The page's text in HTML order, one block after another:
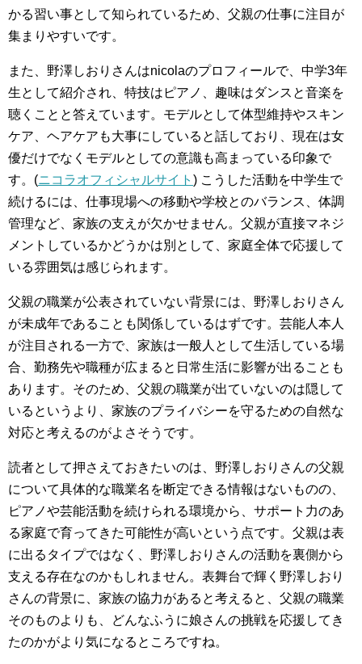
かる習い事として知られているため、父親の仕事に注目が
集まりやすいです。
また、野澤しおりさんはnicolaのプロフィールで、中学3年
生として紹介され、特技はピアノ、趣味はダンスと音楽を
聴くことと答えています。モデルとして体型維持やスキン
ケア、ヘアケアも大事にしていると話しており、現在は女
優だけでなくモデルとしての意識も高まっている印象で
す。(ニコラオフィシャルサイト ) こうした活動を中学生で
続けるには、仕事現場への移動や学校とのバランス、体調
管理など、家族の支えが欠かせません。父親が直接マネジ
メントしているかどうかは別として、家庭全体で応援して
いる雰囲気は感じられます。
父親の職業が公表されていない背景には、野澤しおりさん
が未成年であることも関係しているはずです。芸能人本人
が注目される一方で、家族は一般人として生活している場
合、勤務先や職種が広まると日常生活に影響が出ることも
あります。そのため、父親の職業が出ていないのは隠して
いるというより、家族のプライバシーを守るための自然な
対応と考えるのがよさそうです。
読者として押さえておきたいのは、野澤しおりさんの父親
について具体的な職業名を断定できる情報はないものの、
ピアノや芸能活動を続けられる環境から、サポート力のあ
る家庭で育ってきた可能性が高いという点です。父親は表
に出るタイプではなく、野澤しおりさんの活動を裏側から
支える存在なのかもしれません。表舞台で輝く野澤しおり
さんの背景に、家族の協力があると考えると、父親の職業
そのものよりも、どんなふうに娘さんの挑戦を応援してき
たのかがより気になるところですね。